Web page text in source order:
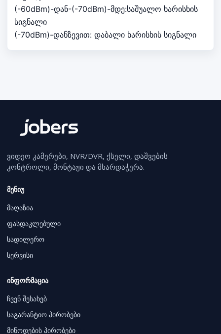
(-60dBm)-დან-(-70dBm)-მდე:საშუალო ხარისხის
სიგნალი
(-70dBm)-დანზევით: დაბალი ხარისხის სიგნალი
ვიდეო კამერები, NVR/DVR, ქსელი, დაშვების
კონტროლი, მონტაჟი და მხარდაჭერა.
მენიუ
მაღაზია
ფასდაკლებული
სადილერო
სერვისი
ინფორმაცია
ჩვენ შესახებ
საგარანტიო პირობები
მიწოდების პირობები